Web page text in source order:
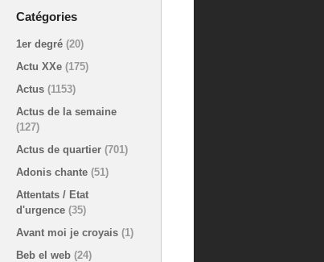
Catégories
1er degré (20)
Actu XXe (175)
Actus (1153)
Actus de la semaine
(127)
Actus de quartier (701)
Adonis chante (51)
Attentats / Etat
d'urgence (35)
Avant moi je croyais (1)
Beb el web (24)